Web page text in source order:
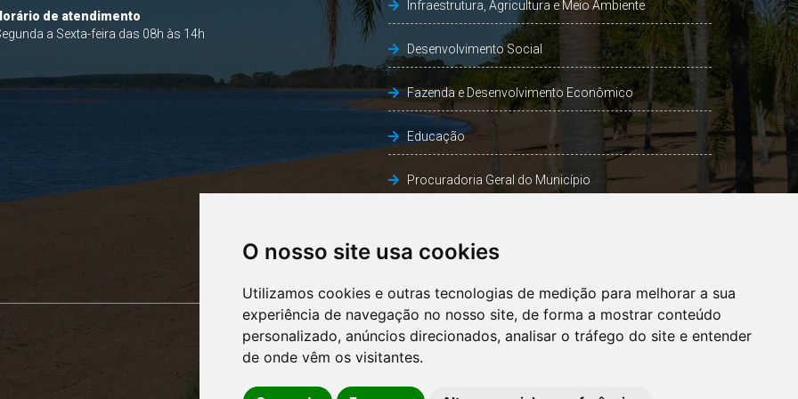
O nosso site usa cookies
Utilizamos cookies e outras tecnologias de medição para melhorar a sua
experiência de navegação no nosso site, de forma a mostrar conteúdo
personalizado, anúncios direcionados, analisar o tráfego do site e entender
de onde vêm os visitantes.
de atendimento
a Sexta-feira das 08h às 14h
Infraestrutura, Agricultura e Meio Ambiente
Desenvolvimento Social
Fazenda e Desenvolvimento Econômico
Educação
Procuradoria Geral do Município
OUVIDORIA